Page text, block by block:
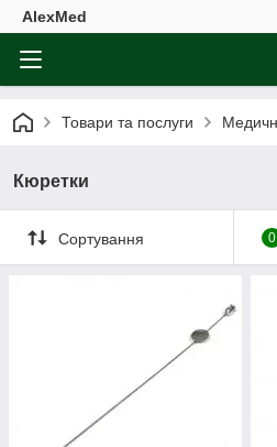
AlexMed
Товари та послуги
Кюретки
Сортування 0